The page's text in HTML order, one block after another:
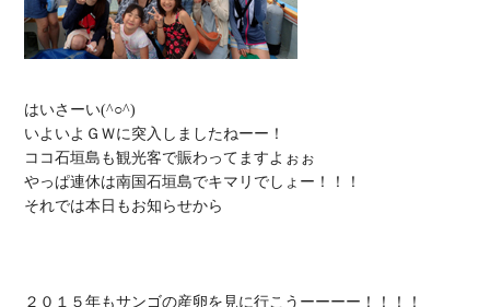
はいさーい(^○^)
いよいよＧＷに突入しましたねーー！
ココ石垣島も観光客で賑わってますよぉぉ
やっぱ連休は南国石垣島でキマリでしょー！！！
それでは本日もお知らせから
２０１５年もサンゴの産卵を見に行こうーーーー！！！！